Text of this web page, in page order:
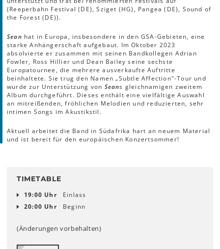
(Reeperbahn Festival (DE), Sziget (HG), Pangea (DE), Sound of
the Forest (DE)).
Sean hat in Europa, insbesondere in den GSA-Gebieten, eine
starke Anhängerschaft aufgebaut. Im Oktober 2023
absolvierte er zusammen mit seinen Bandkollegen Adrian
Fowler, Ross Hillier und Dean Bailey seine sechste
Europatournee, die mehrere ausverkaufte Auftritte
beinhaltete. Sie trug den Namen „Subtle Affection"-Tour und
wurde zur Unterstützung von Seans gleichnamigen zweitem
Album durchgeführt. Dieses enthält eine vielfältige Auswahl
an mitreißenden, fröhlichen Melodien und reduzierten, sehr
intimen Songs im Akustikstil.
Aktuell arbeitet die Band in Südafrika hart an neuem Material
und ist bereit für den europäischen Konzertsommer!
TIMETABLE
19:00 Uhr
Einlass
20:00 Uhr
Beginn
(Änderungen vorbehalten)